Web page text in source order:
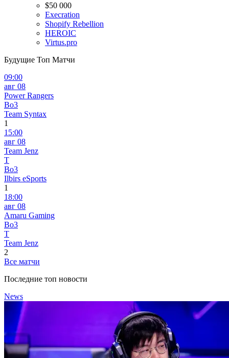
$50 000
Execration
Shopify Rebellion
HEROIC
Virtus.pro
Будущие Топ Матчи
09:00
авг 08
Power Rangers
Bo3
Team Syntax
1
15:00
авг 08
Team Jenz
T
Bo3
Ilbirs eSports
1
18:00
авг 08
Amaru Gaming
Bo3
T
Team Jenz
2
Все матчи
Последние топ новости
News